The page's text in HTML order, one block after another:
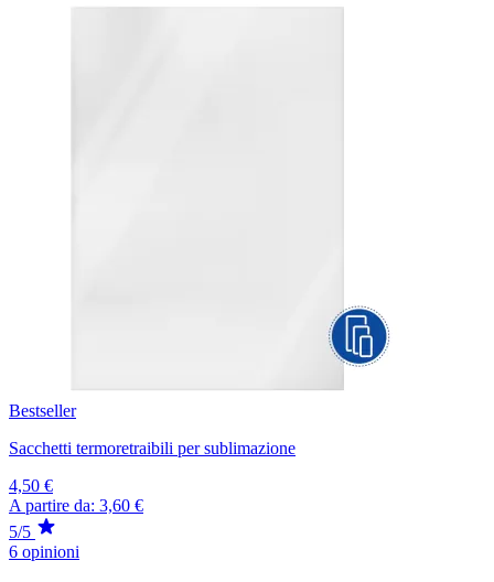
Bestseller
Sacchetti termoretraibili per sublimazione
4,50 €
A partire da: 3,60 €
5/5
6 opinioni